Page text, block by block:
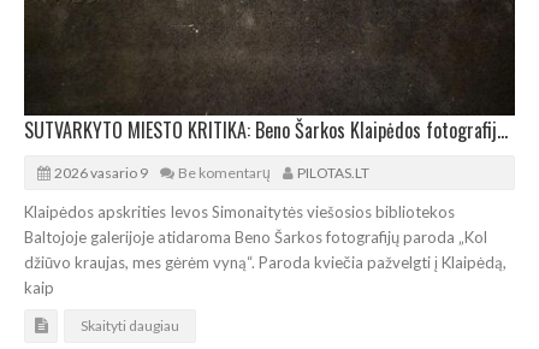
SUTVARKYTO MIESTO KRITIKA: Beno Šarkos Klaipėdos fotografijų paroda Baltojoje galerijoje
2026 vasario 9 Be komentarų PILOTAS.LT
Klaipėdos apskrities Ievos Simonaitytės viešosios bibliotekos
Baltojoje galerijoje atidaroma Beno Šarkos fotografijų paroda „Kol
džiūvo kraujas, mes gėrėm vyną“. Paroda kviečia pažvelgti į Klaipėdą,
kaip
Skaityti daugiau